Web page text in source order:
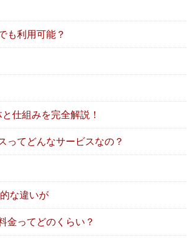
も利用可能？
仕組みを完全解説！
ってどんなサービスなの？
な違いが
金ってどのくらい？